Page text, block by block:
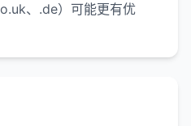
、.de）可能更有优